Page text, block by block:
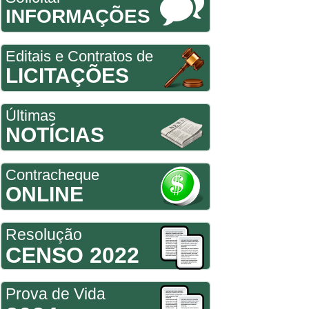
INFORMAÇÕES
Editais e Contratos de
LICITAÇÕES
Últimas
NOTÍCIAS
Contracheque
ONLINE
Resolução
CENSO 2022
Prova de Vida